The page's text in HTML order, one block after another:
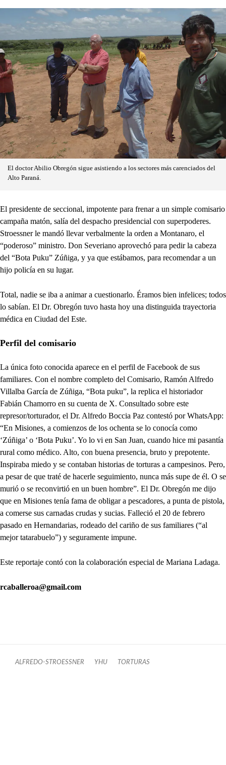
El doctor Abilio Obregón sigue asistiendo a los sectores más carenciados del
Alto Paraná.
El presidente de seccional, impotente para frenar a un simple comisario
campaña matón, salía del despacho presidencial con superpoderes.
Stroessner le mandó llevar verbalmente la orden a Montanaro, el
“poderoso” ministro. Don Severiano aprovechó para pedir la cabeza
del “Bota Puku” Zúñiga, y ya que estábamos, para recomendar a un
hijo policía en su lugar.
Total, nadie se iba a animar a cuestionarlo. Éramos bien infelices; todos
lo sabían. El Dr. Obregón tuvo hasta hoy una distinguida trayectoria
médica en Ciudad del Este.
Perfil del comisario
La única foto conocida aparece en el perfil de Facebook de sus
familiares. Con el nombre completo del Comisario, Ramón Alfredo
Villalba García de Zúñiga, “Bota puku”, la replica el historiador
Fabián Chamorro en su cuenta de X. Consultado sobre este
represor/torturador, el Dr. Alfredo Boccia Paz contestó por WhatsApp:
“En Misiones, a comienzos de los ochenta se lo conocía como
‘Zúñiga’ o ‘Bota Puku’. Yo lo vi en San Juan, cuando hice mi pasantía
rural como médico. Alto, con buena presencia, bruto y prepotente.
Inspiraba miedo y se contaban historias de torturas a campesinos. Pero,
a pesar de que traté de hacerle seguimiento, nunca más supe de él. O se
murió o se reconvirtió en un buen hombre”. El Dr. Obregón me dijo
que en Misiones tenía fama de obligar a pescadores, a punta de pistola,
a comerse sus carnadas crudas y sucias. Falleció el 20 de febrero
pasado en Hernandarias, rodeado del cariño de sus familiares (“al
mejor tatarabuelo”) y seguramente impune.
Este reportaje contó con la colaboración especial de Mariana Ladaga.
rcaballeroa@gmail.com
ALFREDO-STROESSNER YHU TORTURAS